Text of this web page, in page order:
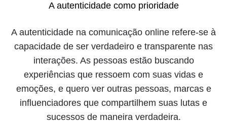
A autenticidade como prioridade
A autenticidade na comunicação online refere-se à
capacidade de ser verdadeiro e transparente nas
interações. As pessoas estão buscando
experiências que ressoem com suas vidas e
emoções, e quero ver outras pessoas, marcas e
influenciadores que compartilhem suas lutas e
sucessos de maneira verdadeira.